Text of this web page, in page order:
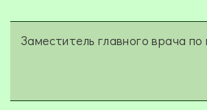
Заместитель главного врача